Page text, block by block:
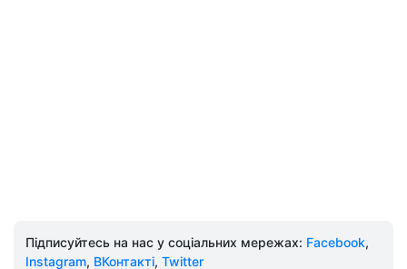
Підписуйтесь на нас у соціальних мережах: Facebook,
Instagram, ВКонтакті, Twitter